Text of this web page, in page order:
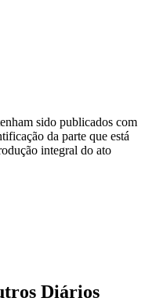
sido publicados com
da parte que está
Diários